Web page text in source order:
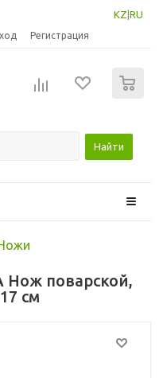
KZ RU
Регистрация
Найти
Нож поварской,
см